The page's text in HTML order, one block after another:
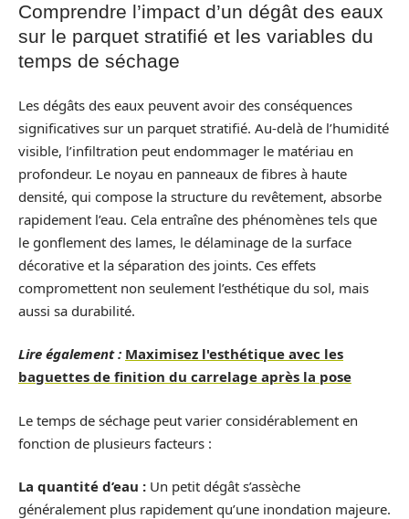
Comprendre l’impact d’un dégât des eaux
sur le parquet stratifié et les variables du
temps de séchage
Les dégâts des eaux peuvent avoir des conséquences
significatives sur un parquet stratifié. Au-delà de l’humidité
visible, l’infiltration peut endommager le matériau en
profondeur. Le noyau en panneaux de fibres à haute
densité, qui compose la structure du revêtement, absorbe
rapidement l’eau. Cela entraîne des phénomènes tels que
le gonflement des lames, le délaminage de la surface
décorative et la séparation des joints. Ces effets
compromettent non seulement l’esthétique du sol, mais
aussi sa durabilité.
Lire également : Maximisez l'esthétique avec les
baguettes de finition du carrelage après la pose
Le temps de séchage peut varier considérablement en
fonction de plusieurs facteurs :
La quantité d’eau : Un petit dégât s’assèche
généralement plus rapidement qu’une inondation majeure.